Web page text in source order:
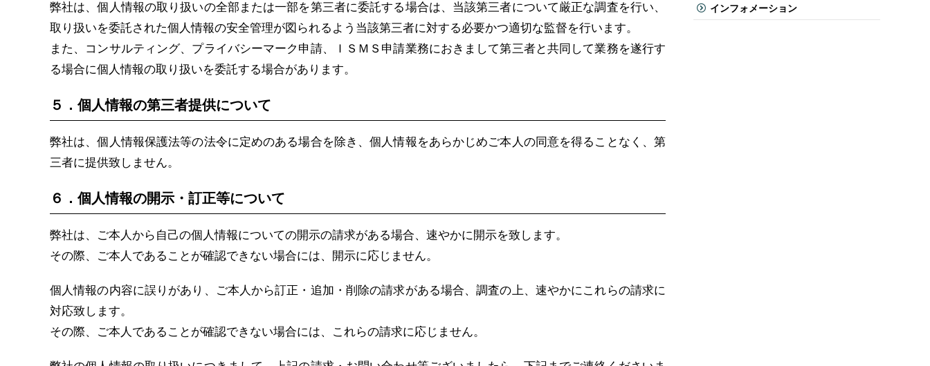
弊社は、個人情報の取り扱いの全部または一部を第三者に委託する場合は、当該第三者について厳正な調査を行い、
取り扱いを委託された個人情報の安全管理が図られるよう当該第三者に対する必要かつ適切な監督を行います。
また、コンサルティング、プライバシーマーク申請、ＩＳＭＳ申請業務におきまして第三者と共同して業務を遂行す
る場合に個人情報の取り扱いを委託する場合があります。
５．個人情報の第三者提供について
弊社は、個人情報保護法等の法令に定めのある場合を除き、個人情報をあらかじめご本人の同意を得ることなく、第
三者に提供致しません。
６．個人情報の開示・訂正等について
弊社は、ご本人から自己の個人情報についての開示の請求がある場合、速やかに開示を致します。
その際、ご本人であることが確認できない場合には、開示に応じません。
個人情報の内容に誤りがあり、ご本人から訂正・追加・削除の請求がある場合、調査の上、速やかにこれらの請求に
対応致します。
その際、ご本人であることが確認できない場合には、これらの請求に応じません。
インフォメーション